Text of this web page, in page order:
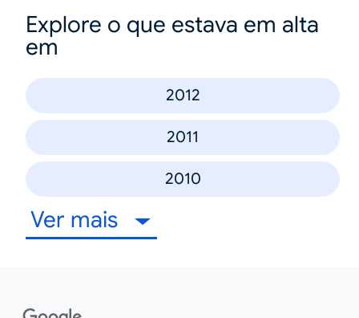
Explore o que estava em alta
em
2012
2011
2010
Ver mais